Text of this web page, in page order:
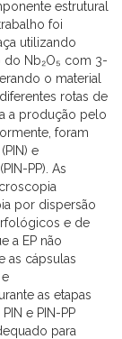
estrutural
foi
utilizando
do Nb₂O₅ com 3-
o material
rotas de
a produção pelo
foram
e
PP). As
por dispersão
e de
a EP não
as cápsulas
as etapas
e PIN-PP
para